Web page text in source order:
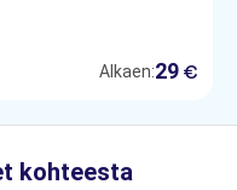
Alkaen:29 €
kohteesta